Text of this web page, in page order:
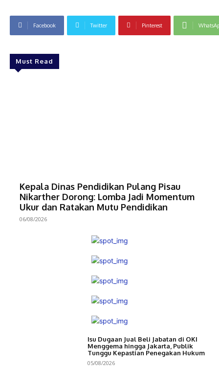
Facebook Twitter Pinterest
Must Read
Kepala Dinas Pendidikan Pulang Pisau
Nikarther Dorong: Lomba Jadi Momentum
Ukur dan Ratakan Mutu Pendidikan
06/08/2026
Isu Dugaan Jual Beli Jabatan di OKI
Menggema hingga Jakarta, Publik
Tunggu Kepastian Penegakan Hukum
05/08/2026